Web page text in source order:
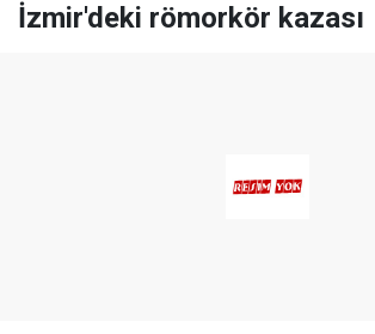
İzmir'deki römorkör kazası